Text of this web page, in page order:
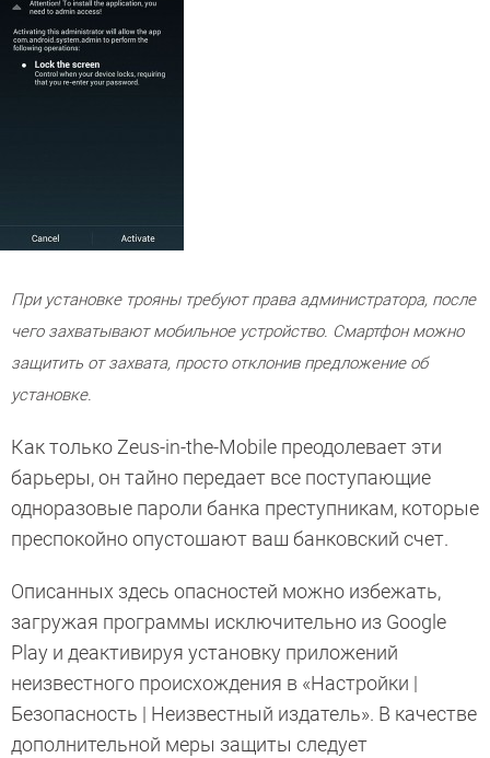
При установке трояны требуют права администратора, после
чего захватывают мобильное устройство. Смартфон можно
защитить от захвата, просто отклонив предложение об
установке.
Как только Zeus-in-the-Mobile преодолевает эти
барьеры, он тайно передает все поступающие
одноразовые пароли банка преступникам, которые
преспокойно опустошают ваш банковский счет.
Описанных здесь опасностей можно избежать,
загружая программы исключительно из Google
Play и деактивируя установку приложений
неизвестного происхождения в «Настройки |
Безопасность | Неизвестный издатель». В качестве
дополнительной меры защиты следует